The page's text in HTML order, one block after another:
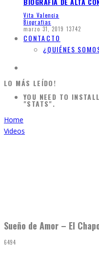
Vita Valencia
Biografias
marzo 31, 2019 13742
CONTACTO
¿QUIÉNES
LO MÁS LEÍDO!
YOU NEED TO
"STATS".
Home
Videos
Sueño de Amor – El
6494